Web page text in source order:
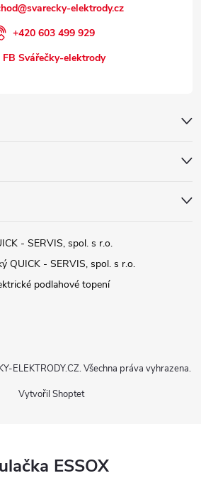
@svarecky-elektrody.cz
+420 603 499 929
FB Svářečky-elektrody
- SERVIS, spol. s r.o.
QUICK - SERVIS, spol. s r.o.
podlahové topení
Vytvořil Shoptet
ELEKTRODY.CZ. Všechna práva vyhrazena.
ESSOX